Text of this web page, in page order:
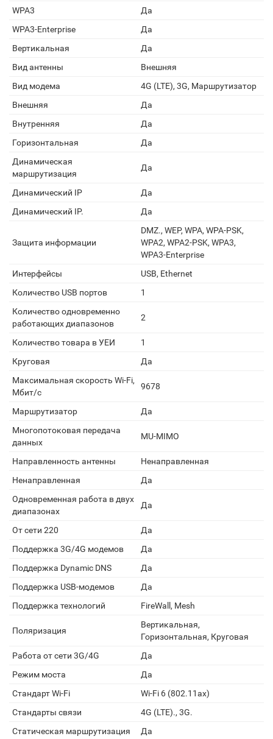
WPA3
Да
WPA3-Enterprise
Да
Вертикальная
Да
Вид антенны
Внешняя
Вид модема
4G (LTE), 3G, Маршрутизатор
Внешняя
Да
Внутренняя
Да
Горизонтальная
Да
Динамическая
маршрутизация
Да
Динамический IP
Да
Динамический IP.
Да
Защита информации
DMZ., WEP, WPA, WPA-PSK,
WPA2, WPA2-PSK, WPA3,
WPA3-Enterprise
Интерфейсы
USB, Ethernet
Количество USB портов
1
Количество одновременно
работающих диапазонов
2
Количество товара в УЕИ
1
Круговая
Да
Максимальная скорость Wi-Fi,
Мбит/с
9678
Маршрутизатор
Да
Многопотоковая передача
данных
MU-MIMO
Направленность антенны
Ненаправленная
Ненаправленная
Да
Одновременная работа в двух
диапазонах
Да
От сети 220
Да
Поддержка 3G/4G модемов
Да
Поддержка Dynamic DNS
Да
Поддержка USB-модемов
Да
Поддержка технологий
FireWall, Mesh
Поляризация
Вертикальная,
Горизонтальная, Круговая
Работа от сети 3G/4G
Да
Режим моста
Да
Стандарт Wi-Fi
Wi-Fi 6 (802.11ax)
Стандарты связи
4G (LTE)., 3G.
Статическая маршрутизация
Да